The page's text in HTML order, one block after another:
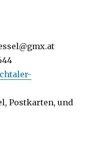
Postkarten, und